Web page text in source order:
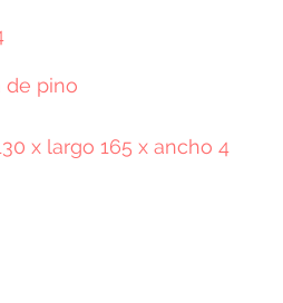
de pino
x largo 165 x ancho 4